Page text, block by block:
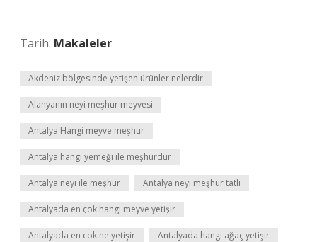
Tarih: Makaleler
Akdeniz bölgesinde yetişen ürünler nelerdir
Alanyanın neyi meşhur meyvesi
Antalya Hangi meyve meşhur
Antalya hangi yemeği ile meşhurdur
Antalya neyi ile meşhur Antalya neyi meşhur tatlı
Antalyada en çok hangi meyve yetişir
Antalyada en cok ne yetişir Antalyada hangi ağaç yetişir